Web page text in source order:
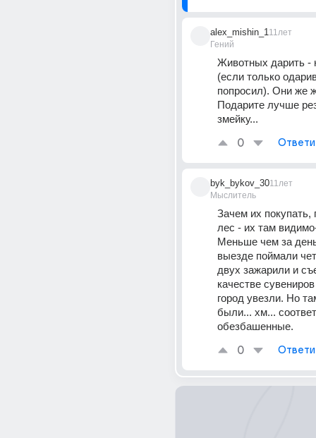
alex_mishin_1
Гений
11лет
Животных дарить -
(если только
попросил). Они же
Подарите лучше
змейку...
0
byk_bykov_30
Мыслитель
11лет
Зачем их покупать,
лес - их там
Меньше чем за
выезде поймали
двух зажарили и
качестве
город увезли. Но
были... хм...
обезбашенные.
0